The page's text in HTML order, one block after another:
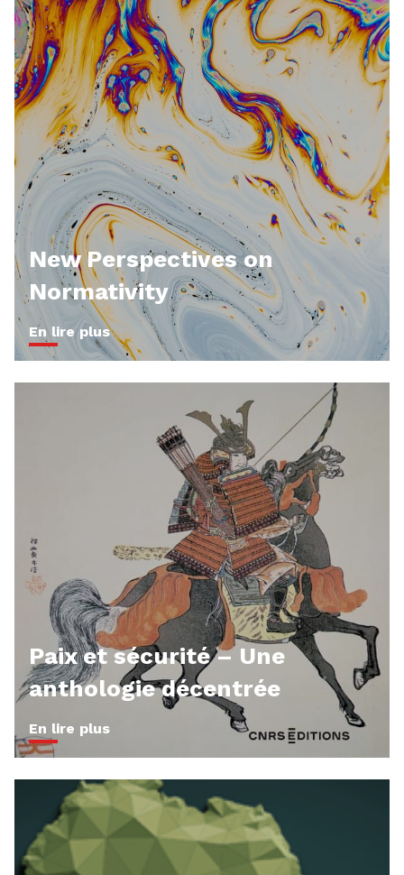
New Perspectives on
Normativity
En lire plus
Paix et sécurité – Une
anthologie décentrée
En lire plus